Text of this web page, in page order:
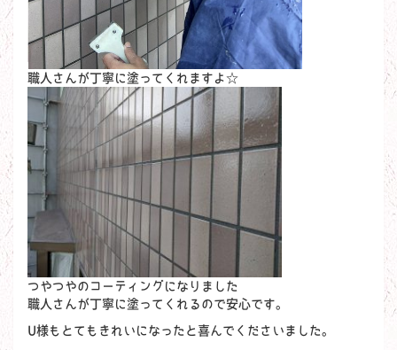
職人さんが丁寧に塗ってくれますよ☆
つやつやのコーティングになりました
職人さんが丁寧に塗ってくれるので安心です。
U様もとてもきれいになったと喜んでくださいました。